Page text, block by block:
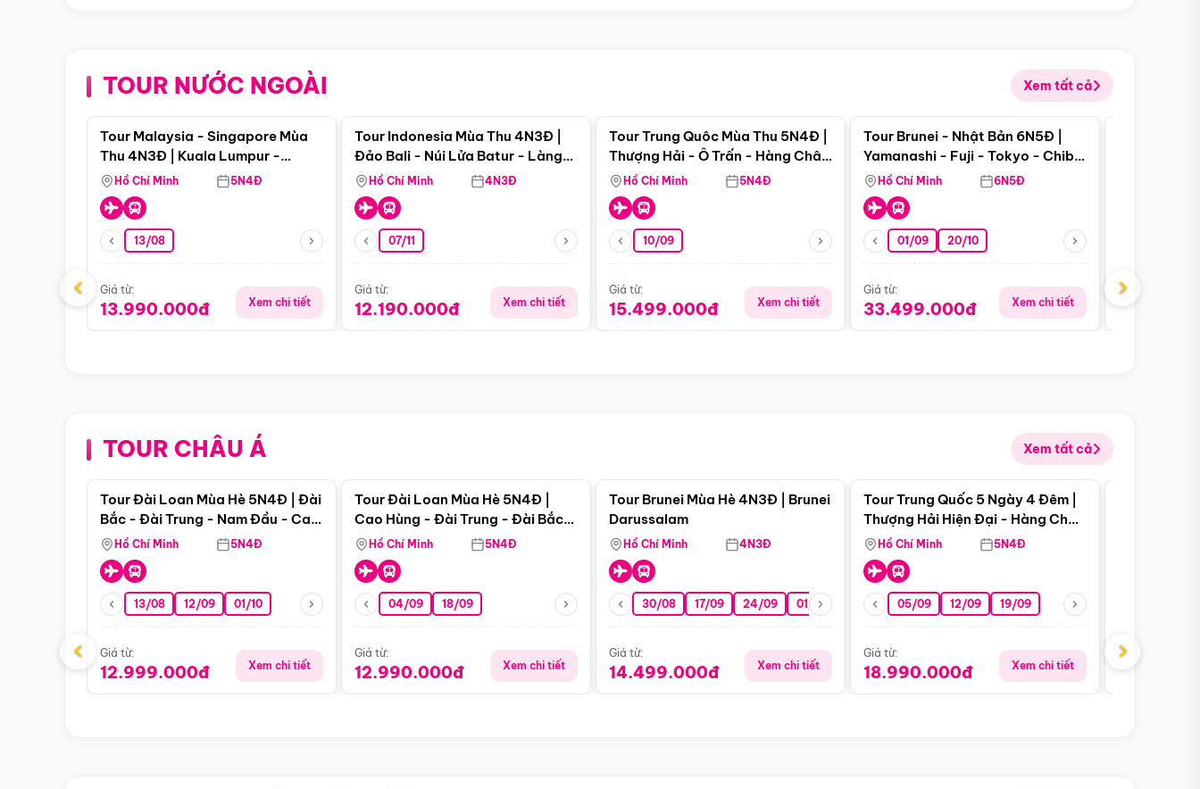
TOUR NƯỚC NGOÀI Xem tất cả
Điểm nổi bật
Tour Malaysia - Singapore Mùa
Thu 4N3Đ | Kuala Lumpur -
Malacca - Johor Baru -
Singapore
Hồ Chí Minh 5N4Đ
13/08
Giá từ:
13.990.000đ Xem chi tiết
Tour Indonesia Mùa Thu 4N3Đ |
Đảo Bali - Núi Lửa Batur - Làng
Penglipuran
Hồ Chí Minh 4N3Đ
07/11
Giá từ:
12.190.000đ Xem chi tiết
Tour Trung Quôc Mùa Thu 5N4Đ |
Thượng Hải - Ô Trấn - Hàng Châu
(Tour Không Shopping)
Hồ Chí Minh 5N4Đ
10/09
Giá từ:
15.499.000đ Xem chi tiết
Điểm nổi bật
Tour Brunei - Nhật Bản 6N5Đ |
Yamanashi - Fuji - Tokyo - Chiba
- Freeday
Hồ Chí Minh 6N5Đ
01/09 20/10
Giá từ:
33.499.000đ Xem chi tiết
Giá từ:
‹ ›
TOUR CHÂU Á Xem tất cả
Điểm nổi bật
Tour Đài Loan Mùa Hè 5N4Đ | Đài
Bắc - Đài Trung - Nam Đầu - Cao
Hùng ( Bay Vn)
Hồ Chí Minh 5N4Đ
13/08 12/09 01/10
Giá từ:
12.999.000đ Xem chi tiết
Tour Đài Loan Mùa Hè 5N4Đ |
Cao Hùng - Đài Trung - Đài Bắc
(Bay Vj)
Hồ Chí Minh 5N4Đ
04/09 18/09
Giá từ:
12.990.000đ Xem chi tiết
Tour Brunei Mùa Hè 4N3Đ | Brunei
Darussalam
Hồ Chí Minh 4N3Đ
30/08 17/09 24/09 01/10 15/10 29/10
Giá từ:
14.499.000đ Xem chi tiết
Điểm nổi bật
Tour Trung Quốc 5 Ngày 4 Đêm |
Thượng Hải Hiện Đại - Hàng Châu
Nên Thơ - Ô Trấn Cổ Kính
Hồ Chí Minh 5N4Đ
05/09 12/09 19/09
Giá từ:
18.990.000đ Xem chi tiết
Giá từ:
‹ ›